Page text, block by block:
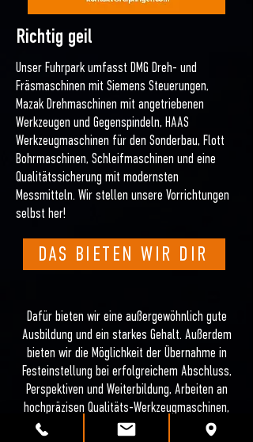
Richtig geil
Unser Fuhrpark umfasst DMG Dreh- und
Fräsmaschinen mit Siemens Steuerungen,
Mazak Drehmaschinen mit angetriebenen
Werkzeugen und Gegenspindeln, HAAS
Werkzeugmaschinen für den Sonderbau, Flott
Bohrmaschinen, Schleifmaschinen und eine
Qualitätssicherung mit modernsten
Messmitteln. Wir stellen unsere Vorrichtungen
selbst her!
DAS BIETEN WIR DIR
Dafür bieten wir eine außergewöhnlich gute
Ausbildung und ein starkes Gehalt. Außerdem
bieten wir die Möglichkeit der Übernahme in
Festeinstellung bei erfolgreichem Abschluss,
Perspektiven und Weiterbildung, Arbeiten an
hochpräzisen Qualitäts-Werkzeugmaschinen,
Überbetriebliche Ausbildung und Möglichkeit der